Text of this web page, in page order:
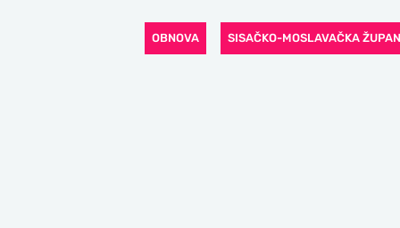
OBNOVA SISAČKO-MOSLAVAČKA